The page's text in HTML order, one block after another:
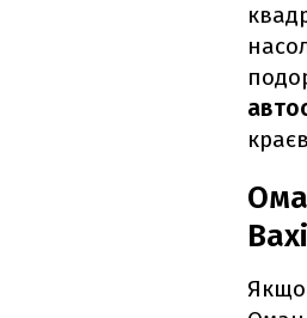
Якщо